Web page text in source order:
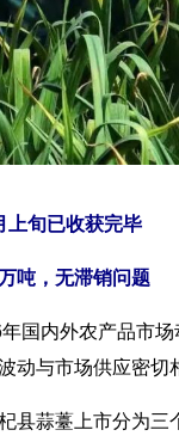
上旬已收获完毕
，无滞销问题
内外农产品市场
动与市场供应密切
蒜薹上市分为三个